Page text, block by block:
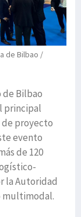
de Bilbao /
Bilbao
principal
proyecto
evento
de 120
la Autoridad
multimodal.